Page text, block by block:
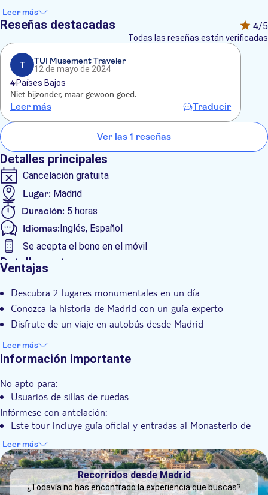
fue declarado de importancia artística e histórica y Patrimonio
de la Humanidad por la UNESCO.
El Valle de Cuelgamuros se construyó en 1936, a unos 9
kilómetros del Escorial, como monumento en memoria de los
caídos durante la Guerra Civil española. Situado en un
hermoso valle de la Sierra de Guadarrama, esta impresionante
obra presenta una cruz de más de 150 metros de altura, así
como una basílica y una cripta construidas en la dura roca bajo
la montaña.
El recorrido incluye la entrada al Valle, así como una visita al
interior de la basílica. Disfrute de la oportunidad de entrar en
el monumento y explorar sus peculiares rincones.
Leer más
Reseñas destacadas 4/5
Todas las reseñas están verificadas
T
TUI Musement Traveler
12 de mayo de 2024
4 Países Bajos
Niet bijzonder, maar gewoon goed.
Leer más Traducir
Ver las 1 reseñas
Detalles principales
Cancelación gratuita
Lugar: Madrid
Duración: 5 horas
Idiomas:Inglés, Español
Se acepta el bono en el móvil
Detalles extra
Confirmación al momento
Visita guiada
Subject expert guide
Ventajas
Descubra 2 lugares monumentales en un día
Conozca la historia de Madrid con un guía experto
Disfrute de un viaje en autobús desde Madrid
Leer más
Información importante
No apto para:
Usuarios de sillas de ruedas
Infórmese con antelación:
Este tour incluye guía oficial y entradas al Monasterio de
San Lorenzo de El Escorial y a la Basílica del Valle de los
Caídos.
Tenga en cuenta que los bebés y los niños también
necesitan reservar una entrada (precio reducido)
Leer más
DSA1Recorridos desde Madrid
Recorridos desde Madrid
¿Todavía no has encontrado la experiencia que buscas?